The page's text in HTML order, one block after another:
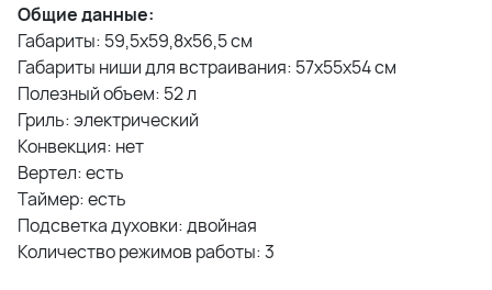
Общие данные:
Габариты: 59,5х59,8х56,5 см
Габариты ниши для встраивания: 57х55х54 см
Полезный объем: 52 л
Гриль: электрический
Конвекция: нет
Вертел: есть
Таймер: есть
Подсветка духовки: двойная
Количество режимов работы: 3